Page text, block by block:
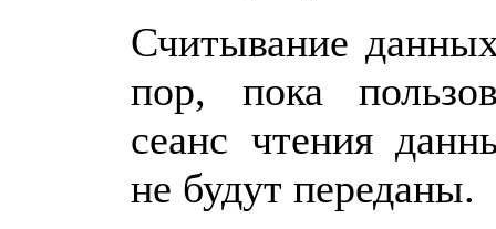
Считывание
пор, пока
сеанс чтения
не будут переданы.